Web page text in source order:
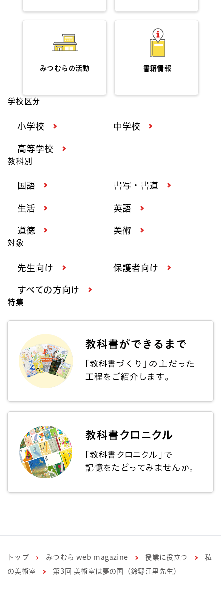
みつむらの活動 書籍情報
学校区分
小学校 中学校
高等学校
教科別
国語 書写・書道
生活 英語
道徳 美術
対象
先生向け 保護者向け
すべての方向け
特集
トップ みつむら web magazine 授業に役立つ
私
の美術室
第3回 美術室は夢の国（鈴野江里先生）